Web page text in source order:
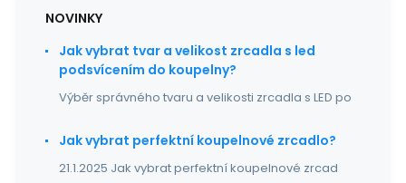
NOVINKY
Jak vybrat tvar a velikost zrcadla s led
podsvícením do koupelny?
Výběr správného tvaru a velikosti zrcadla s LED po
Jak vybrat perfektní koupelnové zrcadlo?
21.1.2025 Jak vybrat perfektní koupelnové zrcad